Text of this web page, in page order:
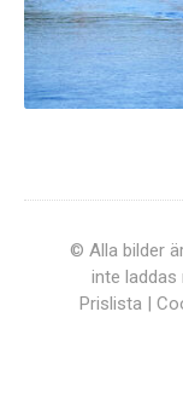
© Alla bilder
inte laddas
Prislista |